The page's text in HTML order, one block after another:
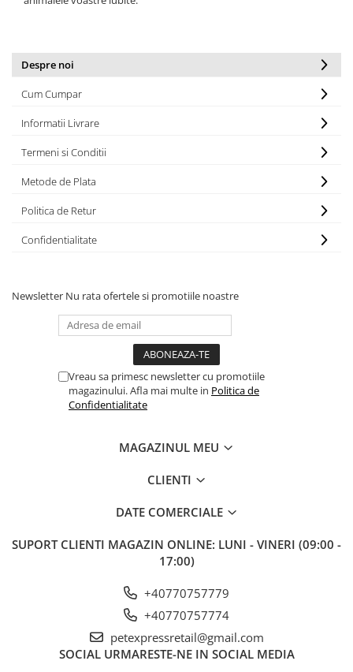
Despre noi
Cum Cumpar
Informatii Livrare
Termeni si Conditii
Metode de Plata
Politica de Retur
Confidentialitate
Newsletter Nu rata ofertele si promotiile noastre
Vreau sa primesc newsletter cu promotiile
magazinului. Afla mai multe in Politica de
Confidentialitate
MAGAZINUL MEU
CLIENTI
DATE COMERCIALE
SUPORT CLIENTI MAGAZIN ONLINE: LUNI - VINERI (09:00 -
17:00)
+40770757779
+40770757774
petexpressretail@gmail.com
SOCIAL URMARESTE-NE IN SOCIAL MEDIA